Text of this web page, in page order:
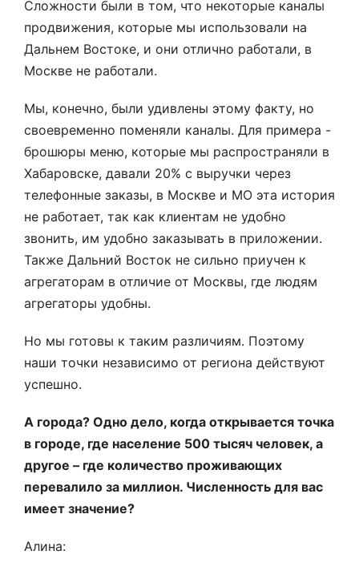
Сложности были в том, что некоторые каналы
продвижения, которые мы использовали на
Дальнем Востоке, и они отлично работали, в
Москве не работали.
Мы, конечно, были удивлены этому факту, но
своевременно поменяли каналы. Для примера -
брошюры меню, которые мы распространяли в
Хабаровске, давали 20% с выручки через
телефонные заказы, в Москве и МО эта история
не работает, так как клиентам не удобно
звонить, им удобно заказывать в приложении.
Также Дальний Восток не сильно приучен к
агрегаторам в отличие от Москвы, где людям
агрегаторы удобны.
Но мы готовы к таким различиям. Поэтому
наши точки независимо от региона действуют
успешно.
А города? Одно дело, когда открывается точка
в городе, где население 500 тысяч человек, а
другое – где количество проживающих
перевалило за миллион. Численность для вас
имеет значение?
Алина: